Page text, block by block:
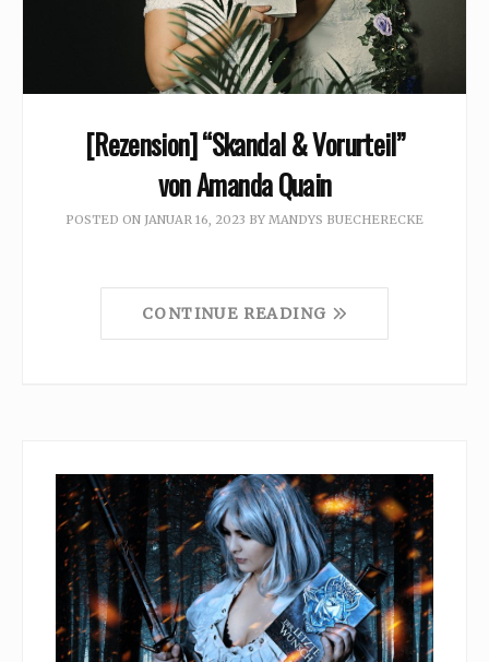
[Rezension] “Skandal & Vorurteil”
von Amanda Quain
POSTED ON JANUAR 16, 2023 BY MANDYS BUECHERECKE
CONTINUE READING